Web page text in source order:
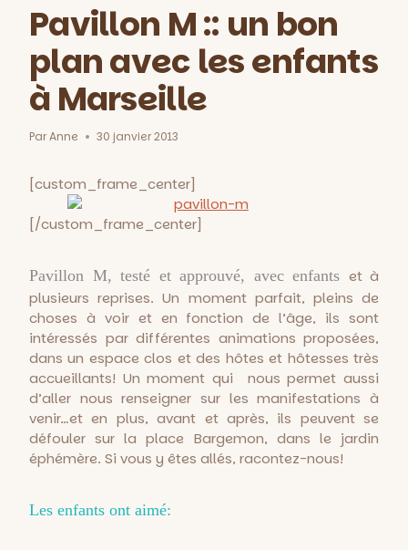
Pavillon M :: un bon
plan avec les enfants
à Marseille
ParAnne 30 janvier 2013
[custom_frame_center]
[/custom_frame_center]
Pavillon M, testé et approuvé, avec enfants et à
plusieurs reprises. Un moment parfait, pleins de
choses à voir et en fonction de l’âge, ils sont
intéressés par différentes animations proposées,
dans un espace clos et des hôtes et hôtesses très
accueillants! Un moment qui nous permet aussi
d’aller nous renseigner sur les manifestations à
venir…et en plus, avant et après, ils peuvent se
défouler sur la place Bargemon, dans le jardin
éphémère. Si vous y êtes allés, racontez-nous!
Les enfants ont aimé: